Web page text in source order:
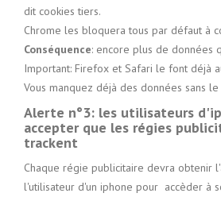
dit cookies tiers.
Chrome les bloquera tous par défaut à
Conséquence: encore plus de données
Important: Firefox et Safari le font déjà
Vous manquez déjà des données sans le
Alerte n°3: les utilisateurs
accepter que les régies
trackent
Chaque régie publicitaire devra obtenir
l'utilisateur d'un iphone pour accèder à